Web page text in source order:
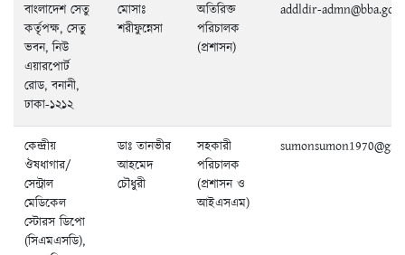
বাংলাদেশ সেতু
কর্তৃপক্ষ, সেতু
ভবন, নিউ
এয়ারপোর্ট
রোড, বনানী,
ঢাকা-১২১২
মোসাঃ
শরীফুন্নেসা
অতিরিক্ত
পরিচালক
(প্রশাসন)
addldir-
কেন্দ্রীয়
ঔষধাগার/
সেন্ট্রাল
মেডিকেল
স্টোরস ডিপো
(সিএমএসডি),
ডাঃ তানভীর
আহমেদ
চৌধুরী
সহকারী
পরিচালক
(প্রশাসন ও
আইএসএম)